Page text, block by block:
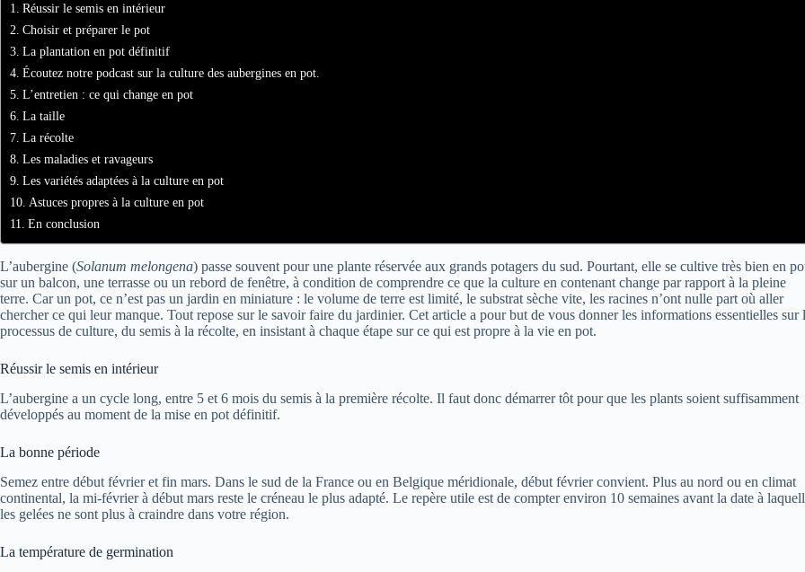
Réussir le semis en intérieur
Choisir et préparer le pot
La plantation en pot définitif
Écoutez notre podcast sur la culture des aubergines en pot.
L’entretien : ce qui change en pot
La taille
La récolte
Les maladies et ravageurs
Les variétés adaptées à la culture en pot
Astuces propres à la culture en pot
En conclusion
L’aubergine (Solanum melongena) passe souvent pour une plante réservée aux grands potagers du sud. Pourtant, elle se cultive très bien en
sur un balcon, une terrasse ou un rebord de fenêtre, à condition de comprendre ce que la culture en contenant change par rapport à la pleine
terre. Car un pot, ce n’est pas un jardin en miniature : le volume de terre est limité, le substrat sèche vite, les racines n’ont nulle part où aller
chercher ce qui leur manque. Tout repose sur le savoir faire du jardinier. Cet article a pour but de vous donner les informations essentielles sur
processus de culture, du semis à la récolte, en insistant à chaque étape sur ce qui est propre à la vie en pot.
Réussir le semis en intérieur
L’aubergine a un cycle long, entre 5 et 6 mois du semis à la première récolte. Il faut donc démarrer tôt pour que les plants soient suffisamment
développés au moment de la mise en pot définitif.
La bonne période
Semez entre début février et fin mars. Dans le sud de la France ou en Belgique méridionale, début février convient. Plus au nord ou en climat
continental, la mi-février à début mars reste le créneau le plus adapté. Le repère utile est de compter environ 10 semaines avant la date à
les gelées ne sont plus à craindre dans votre région.
La température de germination